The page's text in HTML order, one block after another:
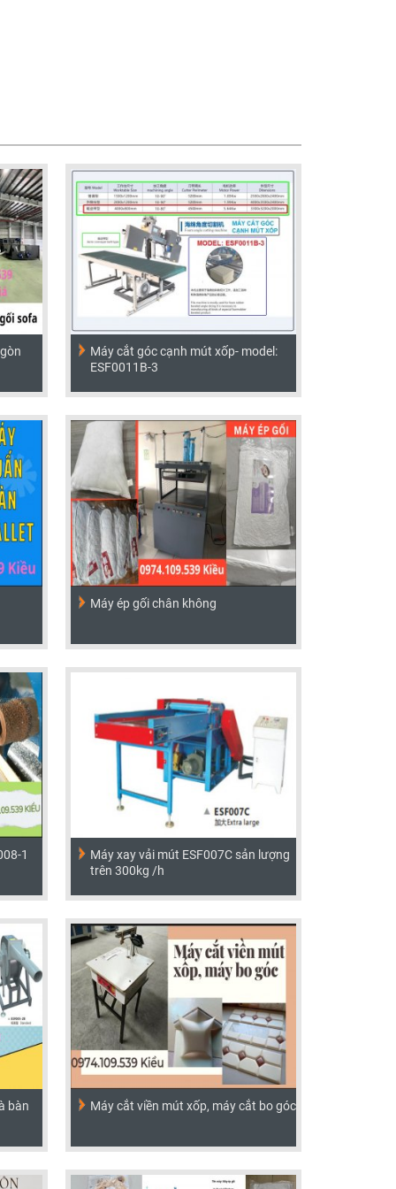
Máy cắt góc cạnh mút xốp- model:
ESF0011B-3
Máy ép gối chân không
1
Máy xay vải mút ESF007C sản lượng
trên 300kg /h
bàn Máy cắt viền mút xốp, máy cắt bo góc